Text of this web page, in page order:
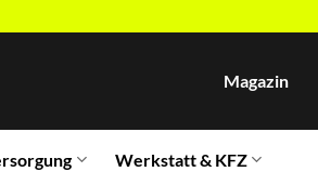
Magazin
Werkstatt & KFZ